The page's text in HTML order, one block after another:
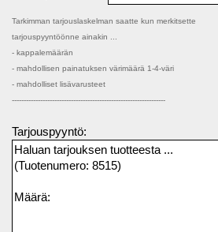
Tarkimman tarjouslaskelman saatte kun merkitsette
tarjouspyyntöönne ainakin ...
- kappalemäärän
- mahdollisen painatuksen värimäärä 1-4-väri
- mahdolliset lisävarusteet
-----------------------------------------------------------------
Tarjouspyyntö: